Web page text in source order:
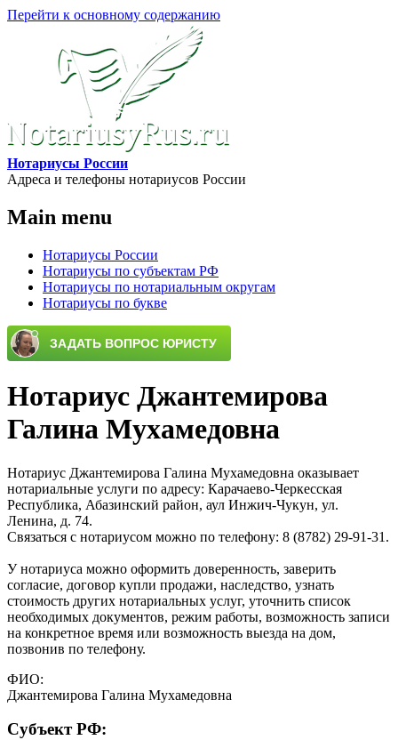
Перейти к основному содержанию
Нотариусы России
Адреса и телефоны нотариусов России
Main menu
Нотариусы России
Нотариусы по субъектам РФ
Нотариусы по нотариальным округам
Нотариусы по букве
Нотариус Джантемирова
Галина Мухамедовна
Нотариус Джантемирова Галина Мухамедовна оказывает
нотариальные услуги по адресу: Карачаево-Черкесская
Республика, Абазинский район, аул Инжич-Чукун, ул.
Ленина, д. 74.
Связаться с нотариусом можно по телефону: 8 (8782) 29-91-31.
У нотариуса можно оформить доверенность, заверить
согласие, договор купли продажи, наследство, узнать
стоимость других нотариальных услуг, уточнить список
необходимых документов, режим работы, возможность записи
на конкретное время или возможность выезда на дом,
позвонив по телефону.
ФИО:
Джантемирова Галина Мухамедовна
Cубъект РФ: